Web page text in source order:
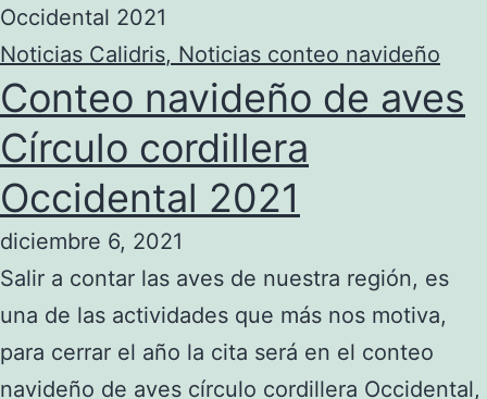
Noticias Calidris, Noticias conteo navideño
Conteo navideño de aves
Círculo cordillera
Occidental 2021
diciembre 6, 2021
Salir a contar las aves de nuestra región, es
una de las actividades que más nos motiva,
para cerrar el año la cita será en el conteo
navideño de aves círculo cordillera Occidental,